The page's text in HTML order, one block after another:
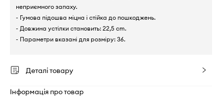
неприємного запаху.
- Гумова підошва міцна і стійка до пошкоджень.
- Довжина устілки становить: 22,5 cm.
- Параметри вказані для розміру: 36.
Деталі товару
Інформація про товар